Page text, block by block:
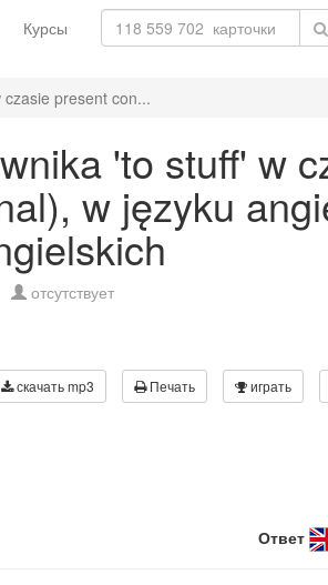
Курсы
present con...
'to stuff' w
w języku
отсутствует
скачать mp3 Печать играть
Ответ